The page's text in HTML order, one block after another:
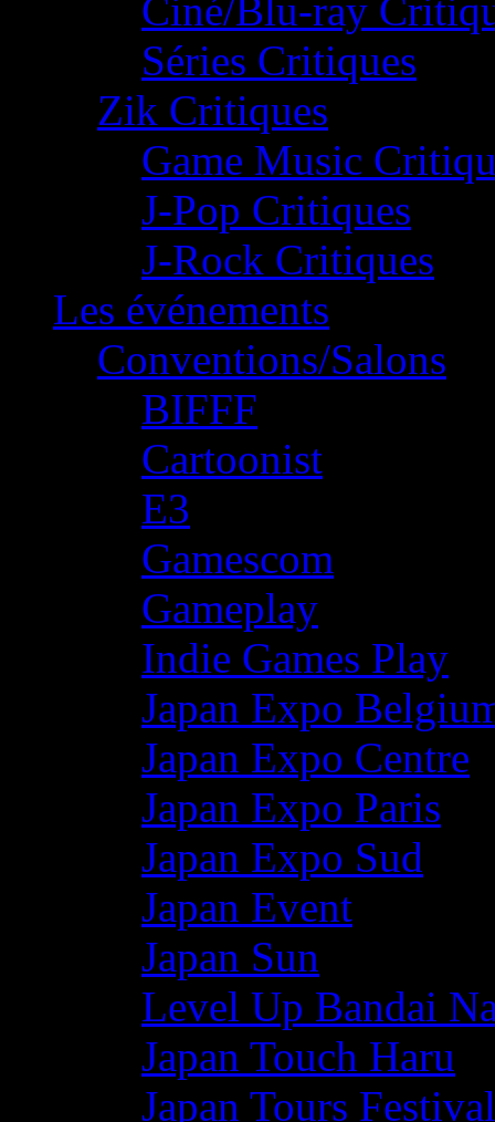
Ciné/Blu-ray
Séries Critiques
Zik Critiques
Game Music
J-Pop Critiques
J-Rock Critiques
Les événements
Conventions/Salons
BIFFF
Cartoonist
E3
Gamescom
Gameplay
Indie Games Play
Japan Expo
Japan Expo Centre
Japan Expo Paris
Japan Expo Sud
Japan Event
Japan Sun
Level Up Bandai
Japan Touch Haru
Japan Tours Festival